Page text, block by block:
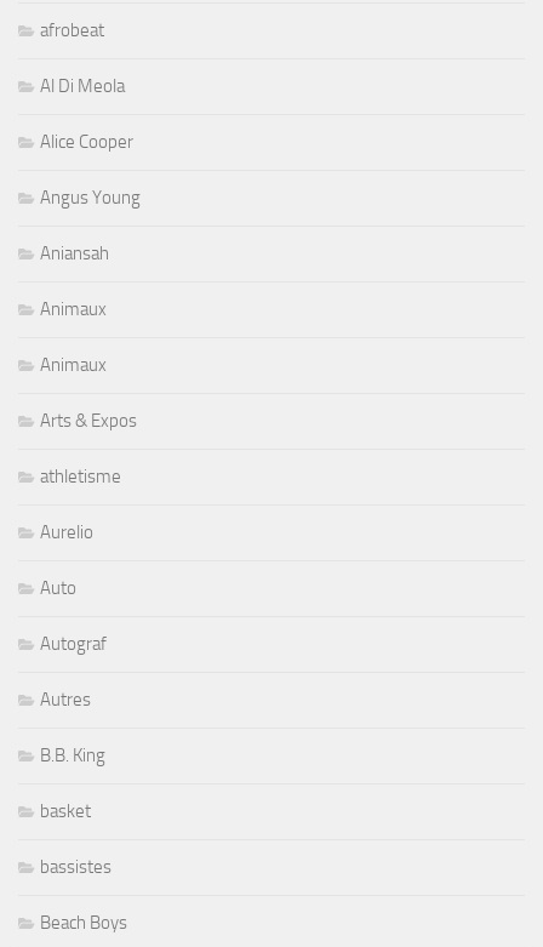
afrobeat
Al Di Meola
Alice Cooper
Angus Young
Aniansah
Animaux
Animaux
Arts & Expos
athletisme
Aurelio
Auto
Autograf
Autres
B.B. King
basket
bassistes
Beach Boys